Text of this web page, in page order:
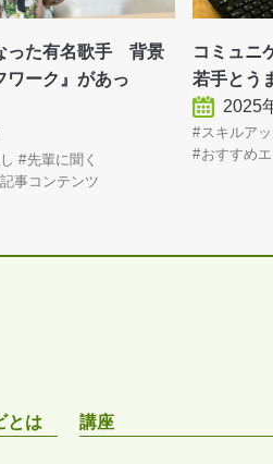
った有名歌手 背景
ワーク』があっ
先輩に聞く
記事コンテンツ
コミュニ
若手とう
2025
スキルア
おすすめ
とは 講座